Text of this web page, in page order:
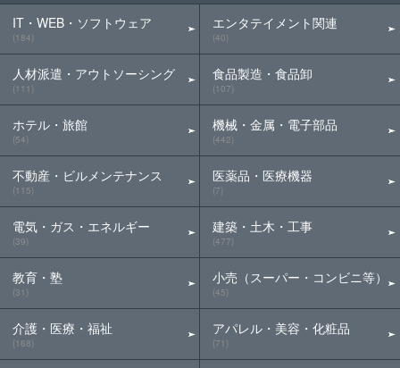
IT・WEB・ソフトウェア
(184)
人材派遣・アウトソーシング
(111)
ホテル・旅館
(54)
不動産・ビルメンテナンス
(115)
電気・ガス・エネルギー
(39)
教育・塾
(31)
介護・医療・福祉
(168)
エンタテイメント関連
(40)
食品製造・食品卸
(107)
機械・金属・電子部品
(442)
医薬品・医療機器
(7)
建築・土木・工事
(477)
小売（スーパー・コンビニ等）
(45)
アパレル・美容・化粧品
(71)